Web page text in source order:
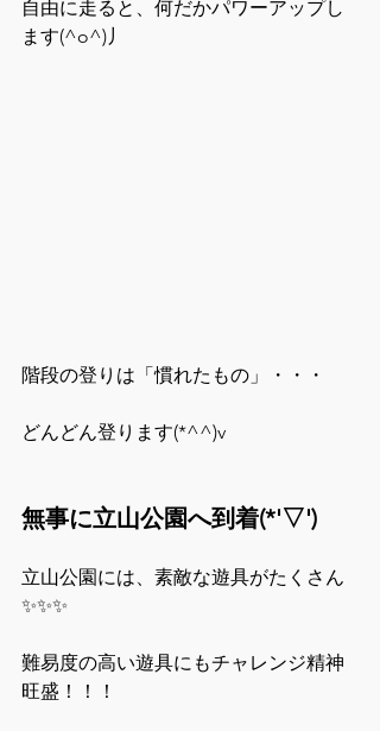
自由に走ると、何だかパワーアップし
ます(^o^)丿
階段の登りは「慣れたもの」・・・
どんどん登ります(*^^)v
無事に立山公園へ到着(*'▽')
立山公園には、素敵な遊具がたくさん
✨✨✨
難易度の高い遊具にもチャレンジ精神
旺盛！！！